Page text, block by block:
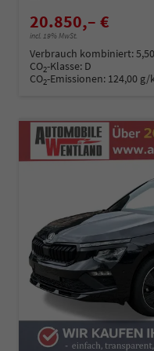
20.850,– €
incl. 19% MwSt.
Verbrauch kombiniert:
CO2-Klasse: D
CO2-Emissionen: 124,00 g/